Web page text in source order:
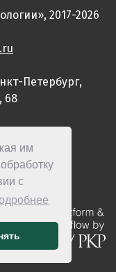
им
с
2017-2026
Петербург,
68